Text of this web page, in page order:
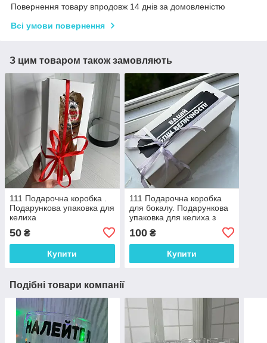
Повернення товару впродовж 14 днів за домовленістю
Всі умови повернення
З цим товаром також замовляють
111 Подарочна коробка .
Подарункова упаковка для
келиха
50 ₴
Купити
111 Подарочна коробка
для бокалу. Подарункова
упаковка для келиха з
100₴
Купити
Подібні товари компанії